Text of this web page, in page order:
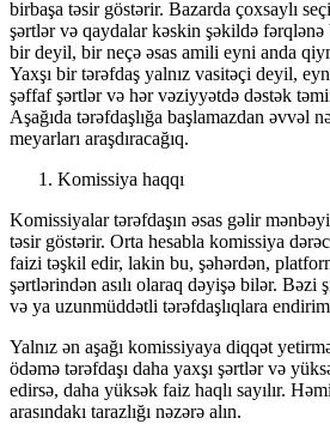
birbaşa təsir göstərir. Bazarda çoxsaylı
şərtlər və qaydalar kəskin şəkildə
bir deyil, bir neçə əsas amili eyni anda
Yaxşı bir tərəfdaş yalnız vasitəçi deyil,
şəffaf şərtlər və hər vəziyyətdə dəstək
Aşağıda tərəfdaşlığa başlamazdan əvvəl
meyarları araşdıracağıq.
Komissiya haqqı
Komissiyalar tərəfdaşın əsas gəlir
təsir göstərir. Orta hesabla komissiya
faizi təşkil edir, lakin bu, şəhərdən,
şərtlərindən asılı olaraq dəyişə bilər. Bəzi
və ya uzunmüddətli tərəfdaşlıqlara
Yalnız ən aşağı komissiyaya diqqət
ödəmə tərəfdaşı daha yaxşı şərtlər və
edirsə, daha yüksək faiz haqlı sayılır.
arasındakı tarazlığı nəzərə alın.